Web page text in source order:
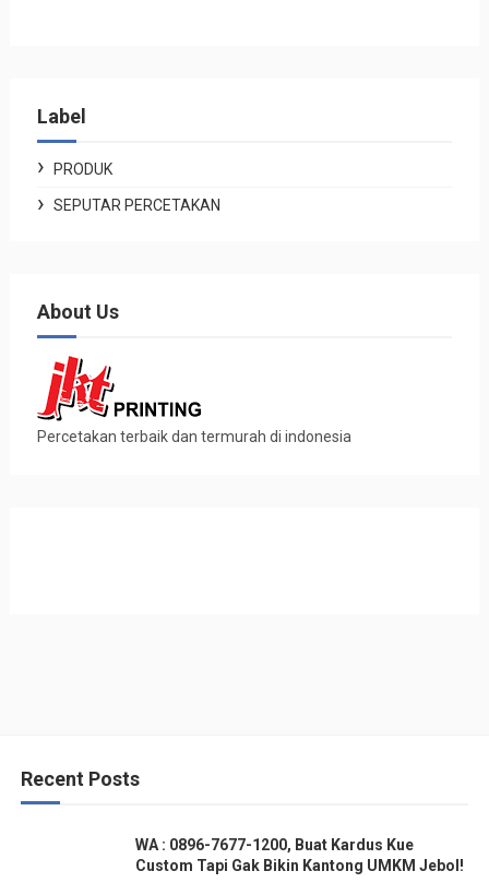
Label
PRODUK
SEPUTAR PERCETAKAN
About Us
Percetakan terbaik dan termurah di indonesia
Recent Posts
WA : 0896-7677-1200, Buat Kardus Kue
Custom Tapi Gak Bikin Kantong UMKM Jebol!